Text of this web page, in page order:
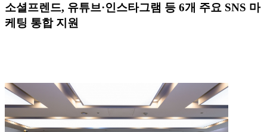
소셜프렌드, 유튜브·인스타그램 등 6개 주요 SNS 마
케팅 통합 지원